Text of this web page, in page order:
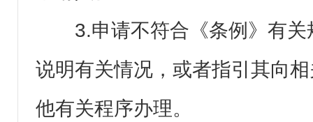
3.申请不符合《条例》有
说明有关情况，或者指引其向
他有关程序办理。